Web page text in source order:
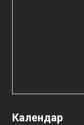
Календар